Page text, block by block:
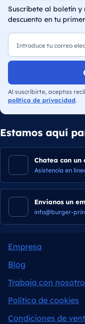
Suscríbete al boletín y
descuento en tu
Al suscribirte, aceptas
política de privacidad.
Estamos aquí
Chatea con un
Asistencia en
Envianos un
info@burger-
Empresa
Blog
Trabaja con
Política de cookies
Condiciones de